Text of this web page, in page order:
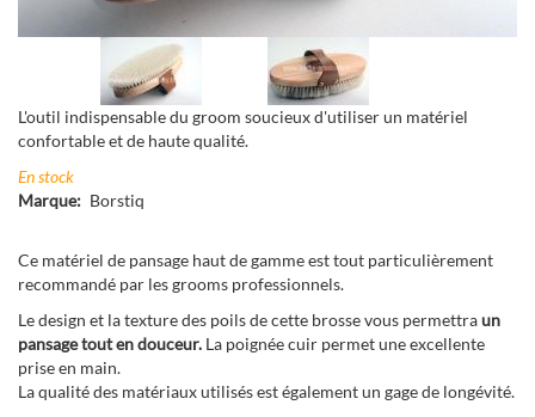
Suivant
Suivant
L'outil indispensable du groom soucieux d'utiliser un matériel
confortable et de haute qualité.
En stock
Marque
Borstiq
Ce matériel de pansage haut de gamme est tout particulièrement
recommandé par les grooms professionnels.
Le design et la texture des poils de cette brosse vous permettraun
pansage tout en douceur. La poignée cuir permet une excellente
prise en main.
La qualité des matériaux utilisés est également un gage de longévité.